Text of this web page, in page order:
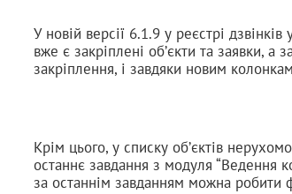
У новій версії 6.1.9 у реєстрі
вже є закріплені об’єкти та заявки,
закріплення, і завдяки новим
Крім цього, у списку об’єктів
останнє завдання з модуля “Ведення
за останнім завданням можна робити